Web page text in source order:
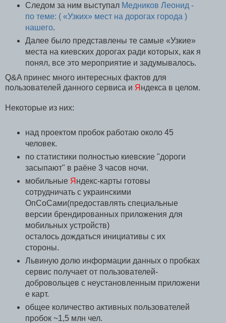
Следом за ним выступал Медников Леонид -
по теме: ( «Узких» мест на дорогах города )
нашего.
Далее было представлены те самые «Узкие»
места на киевских дорогах ради которых, как я
понял, все это мероприятие и задумывалось.
Q&A принес много интересных фактов для
пользователей данного сервиса и Я ндекса в целом.
Некоторые из них:
над проектом пробок работаю около 45
человек.
по статистики полностью киевские "дороги
засыпают" в раёне 3 часов ночи.
мобильные Я ндекс-карты готовы
сотрудничать с украинскими
ОпСоСами(предоставлять специальные
версии брендированных приложения для
мобильных устройств)
осталось дождаться инициативы с их
стороны.
Львиную долю информации данных о пробках
сервис получает от пользователей-
добровольцев с неустановленным приложени
е карт.
общее количество активных пользователей
пробок ~1,5 млн чел.